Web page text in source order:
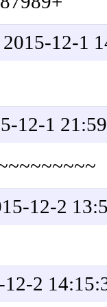
12-1
12-1
12-2
2